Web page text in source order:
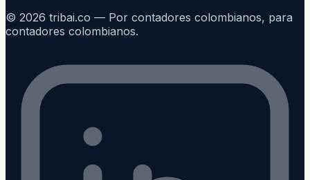
© 2026 tribai.co — Por contadores colombianos, para
contadores colombianos.